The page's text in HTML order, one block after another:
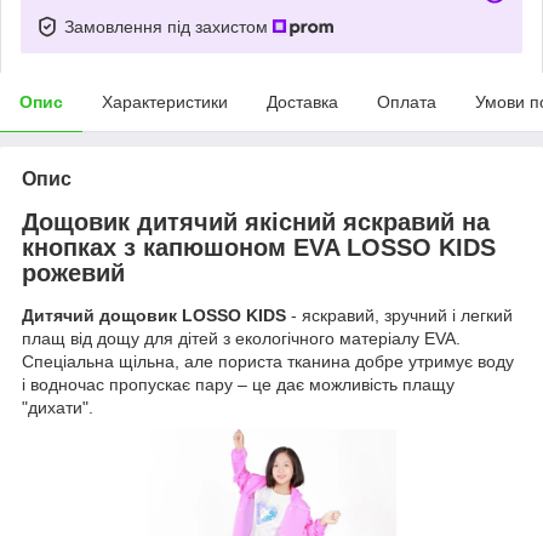
Замовлення під захистом
Опис Характеристики Доставка Оплата Умови
Опис
Дощовик дитячий якісний яскравий на
кнопках з капюшоном EVA LOSSO KIDS
рожевий
Дитячий дощовик LOSSO KIDS - яскравий, зручний і легкий
плащ від дощу для дітей з екологічного матеріалу EVA.
Спеціальна щільна, але пориста тканина добре утримує воду
і водночас пропускає пару – це дає можливість плащу
"дихати".